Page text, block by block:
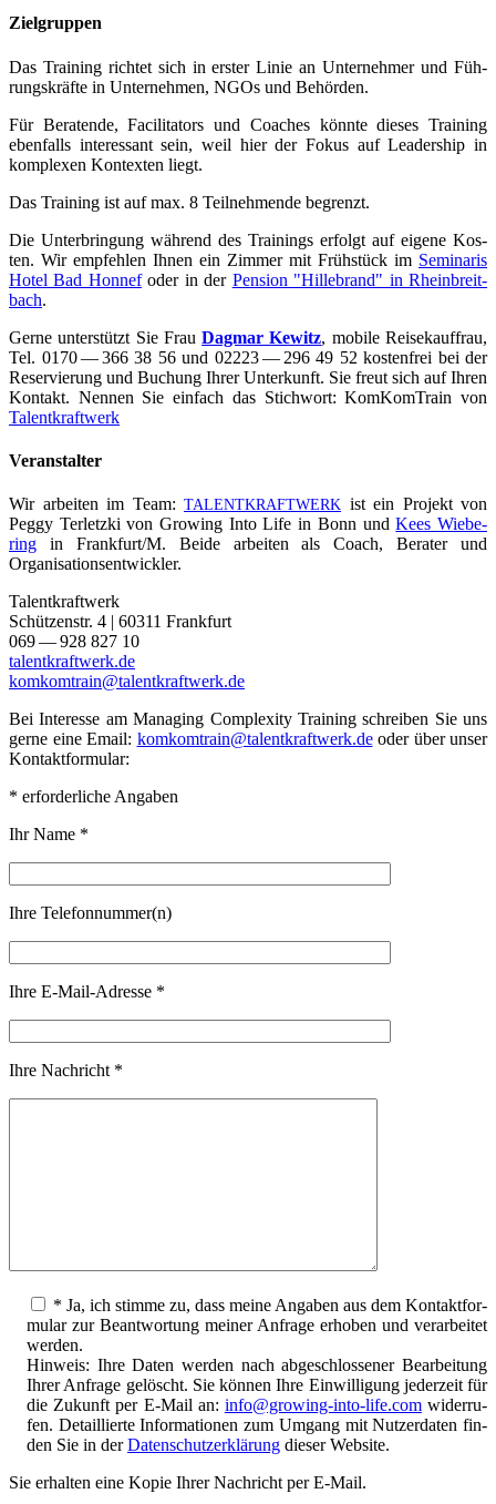
Zielgruppen
Das Trai­ning rich­tet sich in ers­ter Linie an Unter­neh­mer und Füh­
rungs­kräf­te in Unter­nehmen, NGOs und Behörden.
Für Bera­ten­de, Faci­li­ta­tors und Coa­ches könn­te die­ses Trai­ning
eben­falls inter­es­sant sein, weil hier der Fokus auf Lea­der­ship in
kom­ple­xen Kon­tex­ten liegt.
Das Trai­ning ist auf max. 8 Teil­neh­men­de begrenzt.
Die Unter­brin­gung wäh­rend des Trai­nings erfolgt auf eige­ne Kos­
ten. Wir emp­feh­len Ihnen ein Zim­mer mit Früh­stück im Semi­na­ris
Hotel Bad Hon­nefoder in der Pen­si­on "Hil­le­brand" in Rhein­breit­
bach.
Ger­ne unter­stützt Sie FrauDag­mar Kewitz, mobi­le Rei­se­kauf­frau,
Tel. 0170 — 366 38 56 und 02223 — 296 49 52 kos­ten­frei bei der
Reser­vie­rung und Buchung Ihrer Unter­kunft. Sie freut sich auf Ihren
Kon­takt. Nen­nen Sie ein­fach das Stich­wort: Kom­Kom­Train von
Tal­ent­kraft­werk
Ver­an­stal­ter
Wir arbei­ten im Team: TALENTKRAFTWERK ist ein Pro­jekt von
Peg­gy Ter­letz­ki von Gro­wing Into Life in Bonn undKees Wie­be­
ring in Frankfurt/M. Bei­de arbei­ten als Coach, Bera­ter und
Organisationsentwickler.
Tal­ent­kraft­werk
Schüt­zen­str. 4 | 60311 Frank­furt
069 — 928 827 10
tal​ent​kraft​werk​.de
komkomtrain@talentkraftwerk.de
Bei Inter­es­se am Mana­ging Com­ple­xi­ty Trai­ning schrei­ben Sie uns
ger­ne eine Email: komkomtrain@talentkraftwerk.deoder über unser
Kontaktformular:
* erfor­der­li­che Angaben
Ihr Name *
Ihre Telefonnummer(n)
Ihre E‑Mail-Adres­se *
Ihre Nach­richt *
* Ja, ich stim­me zu, dass mei­ne Anga­ben aus dem Kon­takt­for­
mu­lar zur Beant­wor­tung mei­ner Anfra­ge erho­ben und ver­ar­bei­tet
wer­den.
Hin­weis: Ihre Daten wer­den nach abge­schlos­se­ner Bear­bei­tung
Ihrer Anfra­ge gelöscht. Sie kön­nen Ihre Ein­wil­li­gung jeder­zeit für
die Zukunft per E‑Mail an: info@growing-into-life.comwider­ru­
fen. Detail­lier­te Infor­ma­tio­nen zum Umgang mit Nut­zer­da­ten fin­
den Sie in derDaten­schutz­er­klä­rung die­ser Website.
Sie erhal­ten eine Kopie Ihrer Nach­richt per E‑Mail.